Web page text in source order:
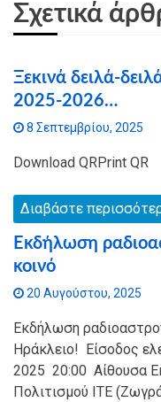
Σχετικά
Ξεκινά δειλά-
2025-2026…
8 Σεπτεμβρίου, 2025
Download QRPrint QR
Διαβάστε
Εκδήλωση
κοινό
20 Αυγούστου, 2025
Εκδήλωση
Ηράκλειο! Είσοδος
2025 20:00 Αίθουσα
Πολιτισμού ΙΤΕ